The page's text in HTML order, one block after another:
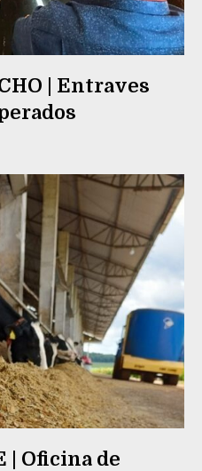
| Entraves
| Oficina de